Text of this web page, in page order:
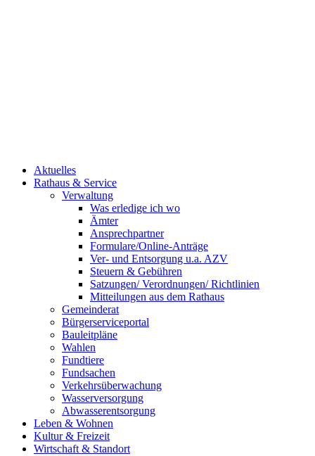
Aktuelles
Rathaus & Service
Verwaltung
Was erledige ich wo
Ämter
Ansprechpartner
Formulare/Online-Anträge
Ver- und Entsorgung u.a. AZV
Steuern & Gebühren
Satzungen/ Verordnungen/ Richtlinien
Mitteilungen aus dem Rathaus
Gemeinderat
Bürgerserviceportal
Bauleitpläne
Wahlen
Fundtiere
Fundsachen
Verkehrsüberwachung
Wasserversorgung
Abwasserentsorgung
Leben & Wohnen
Kultur & Freizeit
Wirtschaft & Standort